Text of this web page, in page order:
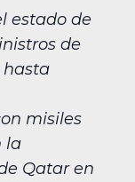
estado de
de
misiles
la
Qatar en